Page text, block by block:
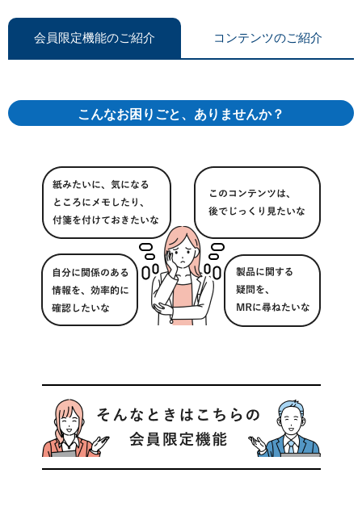
会員限定機能のご紹介 コンテンツのご紹介
こんなお困りごと、ありませんか？